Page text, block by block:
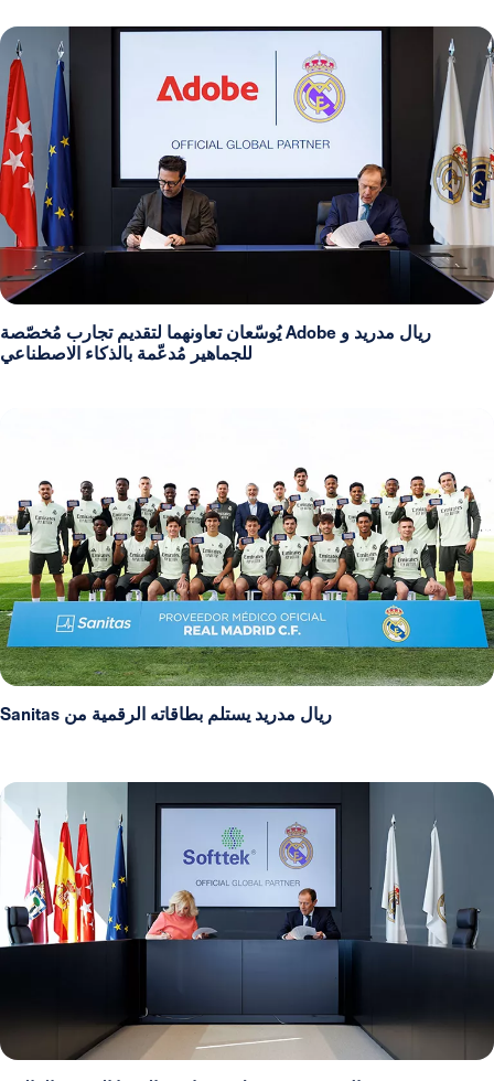
ريال مدريد و Adobe يُوسّعان تعاونهما لتقديم تجارب مُخصّصة
للجماهير مُدعّمة بالذكاء الاصطناعي
ريال مدريد يستلم بطاقاته الرقمية من Sanitas